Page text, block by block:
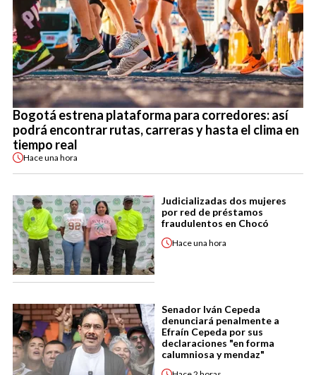
Bogotá estrena plataforma para corredores: así
podrá encontrar rutas, carreras y hasta el clima en
tiempo real
Haceuna hora
Judicializadas dos mujeres
por red de préstamos
fraudulentos en Chocó
Haceuna hora
Senador Iván Cepeda
denunciará penalmente a
Efraín Cepeda por sus
declaraciones "en forma
calumniosa y mendaz"